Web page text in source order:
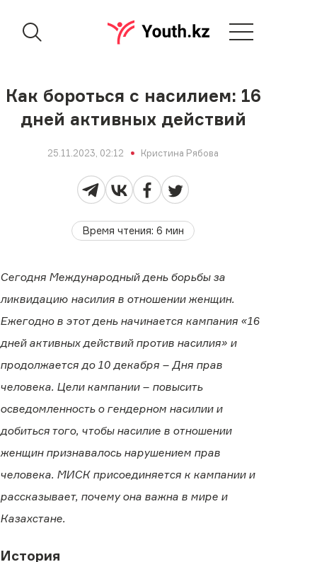
Как бороться с насилием: 16
дней активных действий
25.11.2023, 02:12 Кристина Рябова
Время чтения: 6 мин
Сегодня Международный день борьбы за
ликвидацию насилия в отношении женщин.
Ежегодно в этот день начинается кампания «16
дней активных действий против насилия» и
продолжается до 10 декабря – Дня прав
человека. Цели кампании – повысить
осведомленность о гендерном насилии и
добиться того, чтобы насилие в отношении
женщин признавалось нарушением прав
человека. МИСК присоединяется к кампании и
рассказывает, почему она важна в мире и
Казахстане.
История